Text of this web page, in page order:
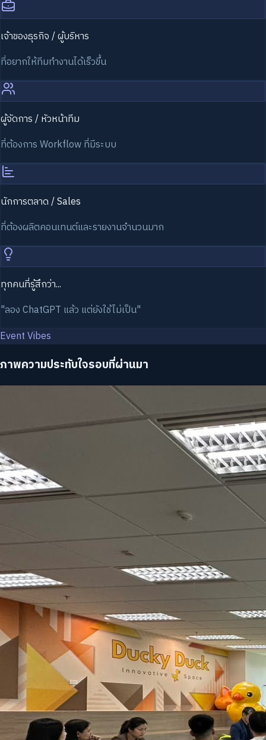
เจ้าของธุรกิจ / ผู้บริหาร
ที่อยากให้ทีมทำงานได้เร็วขึ้น
ผู้จัดการ / หัวหน้าทีม
ที่ต้องการ Workflow ที่มีระบบ
นักการตลาด / Sales
ที่ต้องผลิตคอนเทนต์และรายงานจำนวนมาก
ทุกคนที่รู้สึกว่า...
"ลอง ChatGPT แล้ว แต่ยังใช้ไม่เป็น"
Event Vibes
ภาพความประทับใจรอบที่ผ่านมา